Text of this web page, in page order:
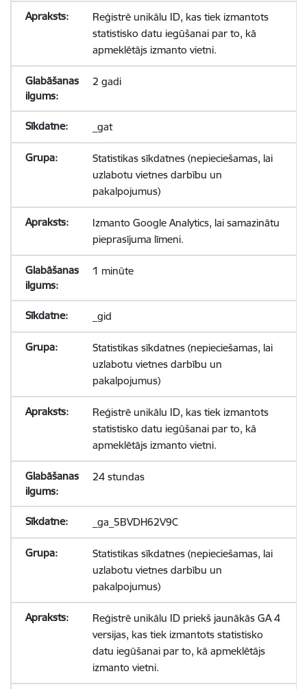
Reģistrē unikālu ID, kas tiek izmantots
statistisko datu iegūšanai par to, kā
apmeklētājs izmanto vietni.
2 gadi
_gat
Statistikas sīkdatnes (nepieciešamas, lai
uzlabotu vietnes darbību un
pakalpojumus)
Izmanto Google Analytics, lai samazinātu
pieprasījuma līmeni.
1 minūte
_gid
Statistikas sīkdatnes (nepieciešamas, lai
uzlabotu vietnes darbību un
pakalpojumus)
Reģistrē unikālu ID, kas tiek izmantots
statistisko datu iegūšanai par to, kā
apmeklētājs izmanto vietni.
24 stundas
_ga_5BVDH62V9C
Statistikas sīkdatnes (nepieciešamas, lai
uzlabotu vietnes darbību un
pakalpojumus)
Reģistrē unikālu ID priekš jaunākās GA 4
versijas, kas tiek izmantots statistisko
datu iegūšanai par to, kā apmeklētājs
izmanto vietni.